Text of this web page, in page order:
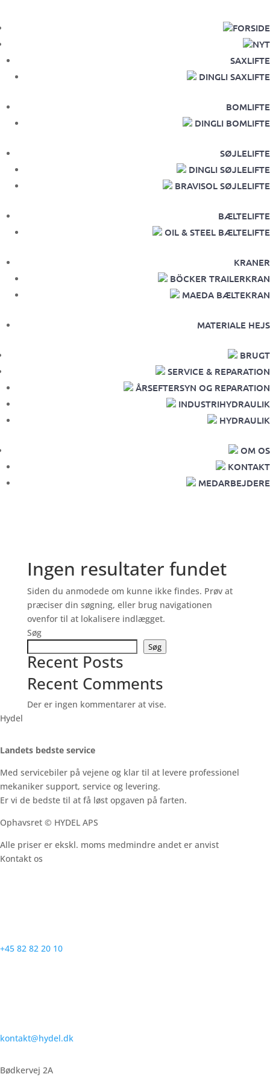
FORSIDE
NYT
SAXLIFTE
DINGLI SAXLIFTE
BOMLIFTE
DINGLI BOMLIFTE
SØJLELIFTE
DINGLI SØJLELIFTE
BRAVISOL SØJLELIFTE
BÆLTELIFTE
OIL & STEEL BÆLTELIFTE
KRANER
BÖCKER TRAILERKRAN
MAEDA BÆLTEKRAN
MATERIALE HEJS
BRUGT
SERVICE & REPARATION
ÅRSEFTERSYN OG REPARATION
INDUSTRIHYDRAULIK
HYDRAULIK
OM OS
KONTAKT
MEDARBEJDERE
Ingen resultater fundet
Siden du anmodede om kunne ikke findes. Prøv at
præciser din søgning, eller brug navigationen
ovenfor til at lokalisere indlægget.
Søg
Søg
Recent Posts
Recent Comments
Der er ingen kommentarer at vise.
Hydel
Landets bedste service
Med servicebiler på vejene og klar til at levere professionel
mekaniker support, service og levering.
Er vi de bedste til at få løst opgaven på farten.
Ophavsret © HYDEL APS
Alle priser er ekskl. moms medmindre andet er anvist
Kontakt os
+45 82 82 20 10
kontakt@hydel.dk
Bødkervej 2A